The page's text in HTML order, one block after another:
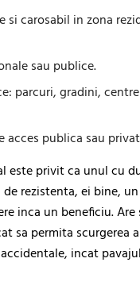
si carosabil in zona
sau publice.
parcuri, gradini,
acces publica sau
este privit ca unul cu
rezistenta, ei bine,
inca un beneficiu.
sa permita scurgerea
incat